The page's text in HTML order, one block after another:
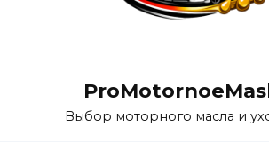
Выбор моторного масла и